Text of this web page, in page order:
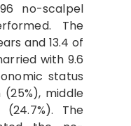
no-scalpel
The
and 13.4 of
with 9.6
status
middle
(24.7%). The